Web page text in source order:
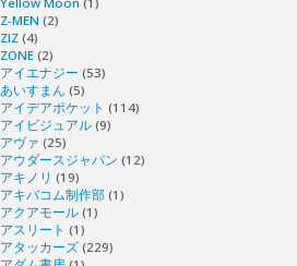
Z-MEN (2)
ZIZ (4)
ZONE (2)
アイエナジー (53)
あいすまん (5)
アイデアポケット (114)
アイビジュアル (9)
アヴァ (25)
アウダースジャパン (12)
アキノリ (19)
アキバコム制作部 (1)
アクアモール (1)
アスリート (1)
アタッカーズ (229)